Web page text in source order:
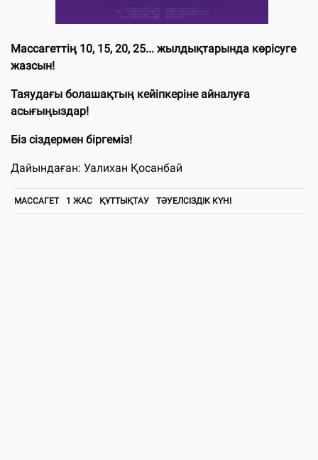
Массагеттің 10, 15, 20, 25... жылдықтарында көрісуге
жазсын!
Таяудағы болашақтың кейіпкеріне айналуға
асығыңыздар!
Біз сіздермен біргеміз!
Дайындаған: Уалихан Қосанбай
МАССАГЕТ 1 ЖАС ҚҰТТЫҚТАУ ТӘУЕЛСІЗДІК КҮНІ